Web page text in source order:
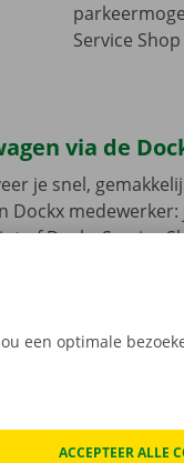
Service
via de
je snel,
Dockx
of Dockx Service
een optimale
ACCEPTEER ALLE